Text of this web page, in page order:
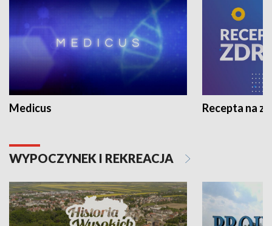
Medicus Recepta na
WYPOCZYNEK I REKREACJA